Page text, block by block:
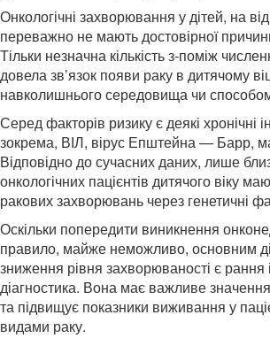
Онкологічні захворювання у дітей, на
переважно не мають достовірної
Тільки незначна кількість з-поміж
довела зв’язок появи раку в дитячому
навколишнього середовища чи
Серед факторів ризику є деякі хронічні
зокрема, ВІЛ, вірус Епштейна — Барр,
Відповідно до сучасних даних, лише
онкологічних пацієнтів дитячого віку
ракових захворювань через генетичні
Оскільки попередити виникнення
правило, майже неможливо, основним
зниження рівня захворюваності є рання
діагностика. Вона має важливе
та підвищує показники виживання у
видами раку.